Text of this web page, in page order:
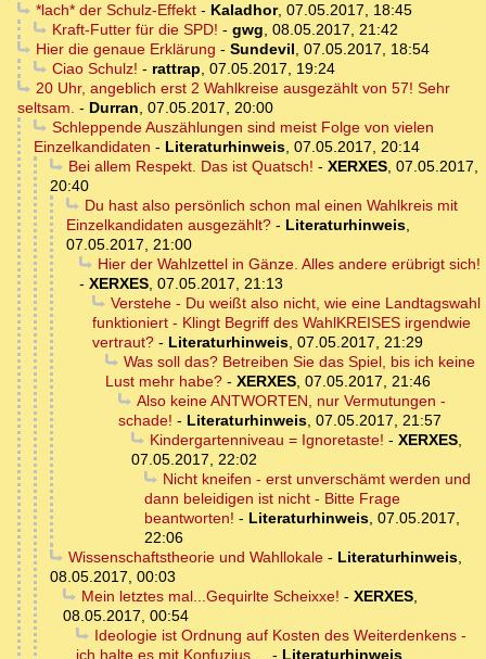
*lach* der Schulz-Effekt- Kaladhor, 07.05.2017, 18:45
Kraft-Futter für die SPD! - gwg, 08.05.2017, 21:42
Hier die genaue Erklärung - Sundevil, 07.05.2017, 18:54
Ciao Schulz! - rattrap, 07.05.2017, 19:24
20 Uhr, angeblich erst 2 Wahlkreise ausgezählt von 57! Sehr
seltsam. - Durran, 07.05.2017, 20:00
Schleppende Auszählungen sind meist Folge von vielen
Einzelkandidaten - Literaturhinweis, 07.05.2017, 20:14
Bei allem Respekt. Das ist Quatsch! - XERXES, 07.05.2017,
20:40
Du hast also persönlich schon mal einen Wahlkreis mit
Einzelkandidaten ausgezählt? - Literaturhinweis,
07.05.2017, 21:00
Hier der Wahlzettel in Gänze. Alles andere erübrigt sich!
- XERXES, 07.05.2017, 21:13
Verstehe - Du weißt also nicht, wie eine Landtagswahl
funktioniert - Klingt Begriff des WahlKREISES irgendwie
vertraut? - Literaturhinweis, 07.05.2017, 21:29
Was soll das? Betreiben Sie das Spiel, bis ich keine
Lust mehr habe? - XERXES, 07.05.2017, 21:46
Also keine ANTWORTEN, nur Vermutungen -
schade! - Literaturhinweis, 07.05.2017, 21:57
Kindergartenniveau = Ignoretaste! - XERXES,
07.05.2017, 22:02
Nicht kneifen - erst unverschämt werden und
dann beleidigen ist nicht - Bitte Frage
beantworten! - Literaturhinweis, 07.05.2017,
22:06
Wissenschaftstheorie und Wahllokale- Literaturhinweis,
08.05.2017, 00:03
Mein letztes mal...Gequirlte Scheixxe! - XERXES,
08.05.2017, 00:54
Ideologie ist Ordnung auf Kosten des Weiterdenkens -
ich halte es mit Konfuzius ... - Literaturhinweis,